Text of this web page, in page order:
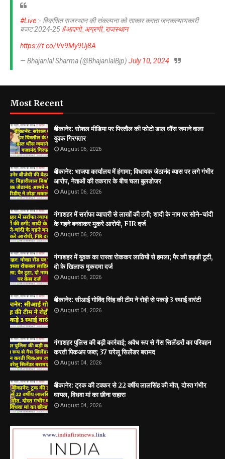
#Live :- विकसित राजस्थान की संकल्पना को साकार करता जनकल्याणकारी
बजट 2024-25#आपणो_अग्रणी_राजस्थान
https://t.co/Vv9My9Uj8A
— Bhajanlal Sharma (@BhajanlalBjp) July 10, 2024
Most Recent
बीकानेर: सोशल मीडिया पर पिस्तौल की फोटो डाल धौंस जमाने वाला
युवक गिरफ्तार
August 06, 2026
बीकानेर: भाजपा कार्यालय में हंगामा; विधायक जेठानंद व्यास पर लगे गंभीर
आरोप, नेताओं की तकरार के बीच चला बुलडोजर
August 06, 2026
गंगाशहर में सर्राफा व्यापारी से लाखों की ठगी; शादी के नाम पर सोने-चांदी
के गहने बनवाकर मुकरे आरोपी, FIR दर्ज
August 06, 2026
गंगाशहर में युवक का रास्ता रोककर लाठियों से हमला; पैर की हड्डी टूटी,
दो के खिलाफ मुकदमा दर्ज
August 06, 2026
बीकानेर: सीआई गोविंद सिंह की टीम ने रोही से पकड़े 3 स्थाई वारंटी
August 04, 2026
गंगाशहर पुलिस की बड़ी कार्रवाई; अवैध रूप से गैस सिलेंडरों का परिवहन
करती पिकअप जब्त; 37 घरेलू सिलेंडर बरामद
August 04, 2026
बीकानेर: ट्रक की टक्कर से 22 वर्षीय लालसिंह की मौत, दोस्त गंभीर
घायल, विधवा मां का छीना सहारा
August 04, 2026